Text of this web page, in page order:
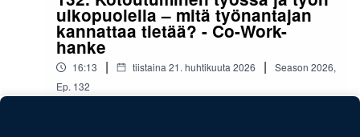
ulkopuolella – mitä työnantajan
kannattaa tietää? - Co-Work-
hanke
16:13 | tiistaina 21. huhtikuuta 2026 | Season 2026,
Ep. 132